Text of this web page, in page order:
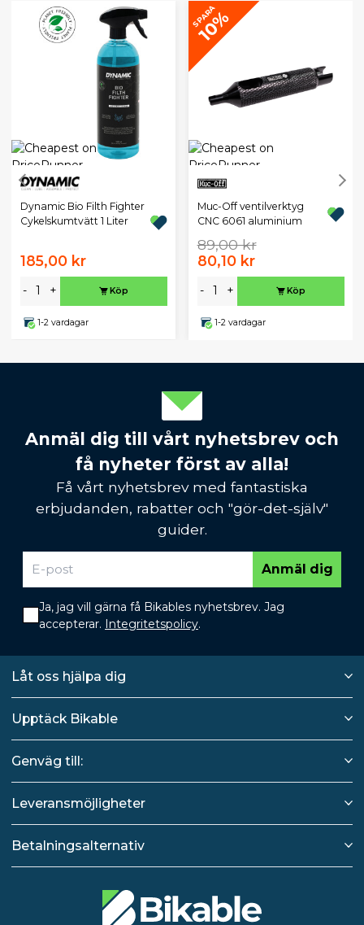
Dynamic Bio Filth Fighter
Cykelskumtvätt 1 Liter
185,00 kr
- + Köp
1-2 vardagar
SPARA
10%
Muc-Off ventilverktyg
CNC 6061 aluminium
89,00 kr
80,10 kr
- + Köp
1-2 vardagar
Anmäl dig till vårt nyhetsbrev och
få nyheter först av alla!
Få vårt nyhetsbrev med fantastiska
erbjudanden, rabatter och "gör-det-själv"
guider.
Anmäl dig
Ja, jag vill gärna få Bikables nyhetsbrev. Jag
accepterar. Integritetspolicy.
Låt oss hjälpa dig
Upptäck Bikable
Genväg till:
Leveransmöjligheter
Betalningsalternativ